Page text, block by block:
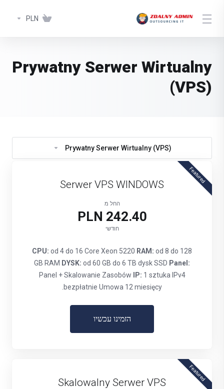
PLN
Prywatny Serwer Wirtualny
(VPS)
Prywatny Serwer Wirtualny (VPS)
Featured
Serwer VPS WINDOWS
החל מ
242.40 PLN
חודשי
CPU: od 4 do 16 Core Xeon 5220 RAM: od 8 do 128
GB RAM DYSK: od 60 GB do 6 TB dysk SSD Panel:
Panel + Skalowanie Zasobów
IP: 1 sztuka IPv4
bezpłatnie Umowa 12 miesięcy.
הזמינו עכשיו
Featured
Skalowalny Serwer VPS